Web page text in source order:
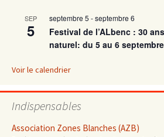
SEP
5
septembre 5 -septembre 6
Festival de l’ALbenc : 30
naturel: du 5 au 6 septembre
Voir le calendrier
Indispensables
Association Zones Blanches (AZB)